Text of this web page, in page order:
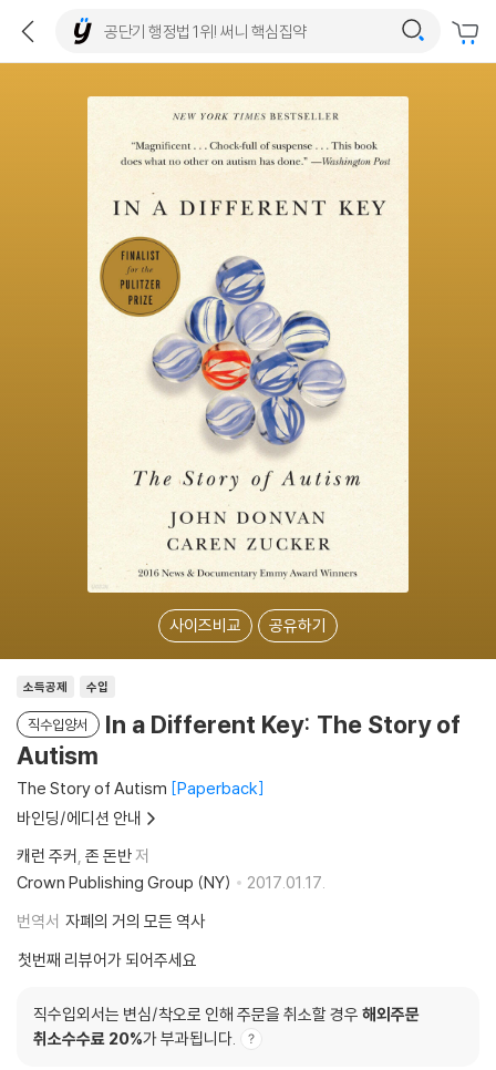
사이즈비교 공유하기
소득공제 수입
직수입양서
In a Different Key: The Story of
Autism
The Story of Autism Paperback
바인딩/에디션 안내
캐런 주커 존 돈반저
Crown Publishing Group (NY)
2017.01.17.
번역서 자폐의 거의 모든 역사
첫번째 리뷰어가 되어주세요
직수입외서는 변심/착오로 인해 주문을 취소할 경우 해외주문
취소수수료 20%가 부과됩니다.